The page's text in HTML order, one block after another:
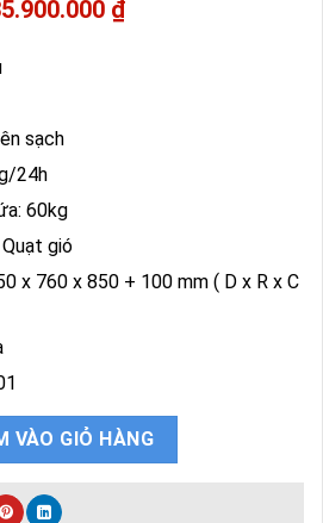
₫
sạch
24h
60kg
gió
x 760 x 850 + 100 mm ( D x R x C
120Kg/24H Tích Hợp Bàn Chặt
VÀO GIỎ HÀNG